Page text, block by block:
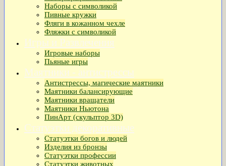
Наборы с символикой
Пивные кружки
Фляги в кожанном чехле
Фляжки с символикой
Игры и Развлечения
Игровые наборы
Пьяные игры
Маятники - антистрессы
Антистрессы, магические маятники
Маятники балансирующие
Маятники вращатели
Маятники Ньютона
ПинАрт (скульптор 3D)
Статуэтки декоративные
Статуэтки богов и людей
Изделия из бронзы
Статуэтки профессии
Статуэтки животных